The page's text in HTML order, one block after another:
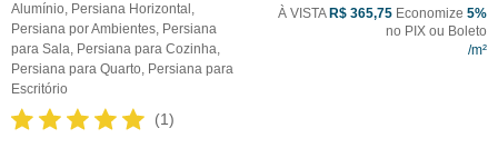
Alumínio, Persiana Horizontal ,
Persiana por Ambientes, Persiana
para Sala, Persiana para Cozinha,
Persiana para Quarto, Persiana para
Escritório
(1)
À VISTA R$ 365,75 Economize 5%
no PIX ou Boleto